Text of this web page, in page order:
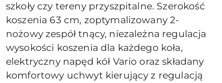
szkoły czy tereny przyszpitalne. Szerokość
koszenia 63 cm, zoptymalizowany 2-
nożowy zespół tnący, niezależna regulacja
wysokości koszenia dla każdego koła,
elektryczny napęd kół Vario oraz składany
komfortowy uchwyt kierujący z regulacją